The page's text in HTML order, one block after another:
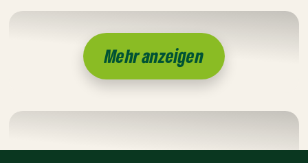
Mehr anzeigen